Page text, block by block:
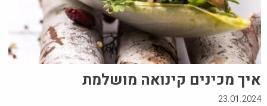
איך מכינים קינואה מושלמת
23.01.2024